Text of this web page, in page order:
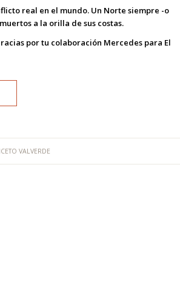
real en el mundo. Un Norte siempre -o
a la orilla de sus costas.
por tu colaboración Mercedes para El
VALVERDE